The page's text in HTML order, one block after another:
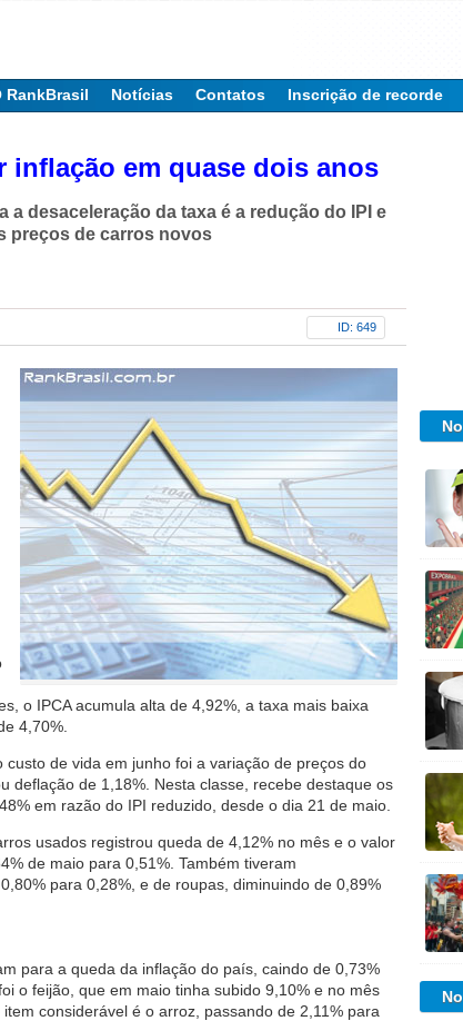
RankBrasil Notícias Contatos Inscrição de recorde
inflação em quase dois anos
a desaceleração da taxa é a redução do IPI e
preços de carros novos
ID: 649
o IPCA acumula alta de 4,92%, a taxa mais baixa
4,70%.
de vida em junho foi a variação de preços do
deflação de 1,18%. Nesta classe, recebe destaque os
em razão do IPI reduzido, desde o dia 21 de maio.
usados registrou queda de 4,12% no mês e o valor
de maio para 0,51%. Também tiveram
para 0,28%, e de roupas, diminuindo de 0,89%
para a queda da inflação do país, caindo de 0,73%
o feijão, que em maio tinha subido 9,10% e no mês
considerável é o arroz, passando de 2,11% para